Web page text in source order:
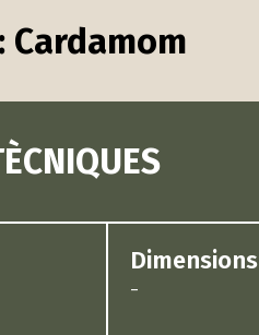
Cardamom
Dimensions
-